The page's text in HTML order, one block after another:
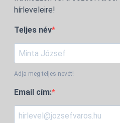
hírleveleire!
Teljes név
Adja meg teljes nevét!
Email cím: